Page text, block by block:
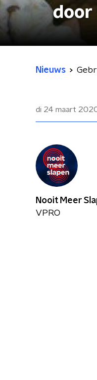
door
Nieuws
di 24 maart
Nooit Meer
VPRO